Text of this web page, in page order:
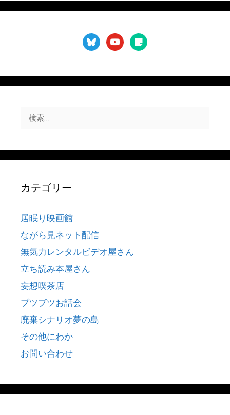
blueskyyoutubesticky-
note
索:
カテゴリー
居眠り映画館
ながら見ネット配信
無気力レンタルビデオ屋さん
立ち読み本屋さん
妄想喫茶店
ブツブツお話会
廃棄シナリオ夢の島
その他にわか
お問い合わせ